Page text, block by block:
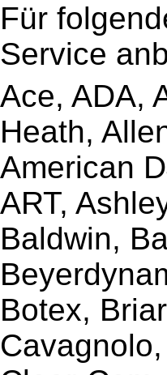
Für
Service
Ace, ADA,
Heath,
American
ART,
Baldwin,
Botex,